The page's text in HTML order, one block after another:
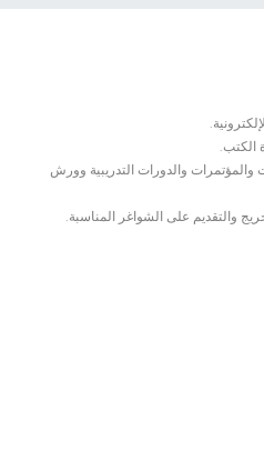
الكتب.
والمؤتمرات والدورات التدريبية وورش
والتقديم على الشواغر المناسبة.